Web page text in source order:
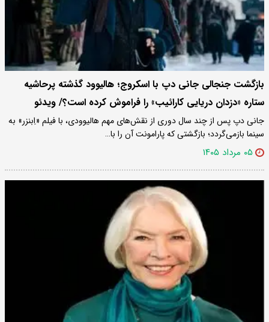
بازگشت جنجالی جانی دپ با اسکروج؛ هالیوود گذشته پرحاشیه
ستاره «دزدان دریایی کارائیب» را فراموش کرده است؟/ ویدئو
جانی دپ پس از چند سال دوری از نقش‌های مهم هالیوودی، با فیلم «اِبنزر» به
سینما بازمی‌گردد؛ بازگشتی که پارامونت آن را با…
۰۵ مرداد ۱۴۰۵